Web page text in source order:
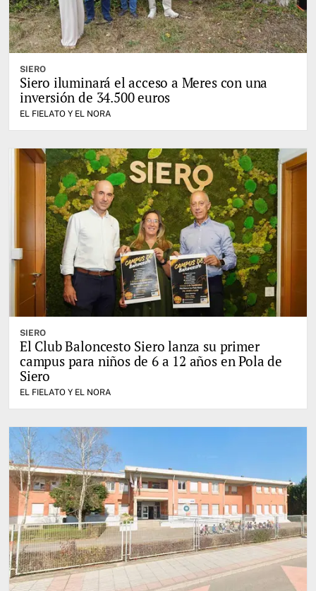
SIERO
Siero iluminará el acceso a Meres con una
inversión de 34.500 euros
EL FIELATO Y EL NORA
SIERO
El Club Baloncesto Siero lanza su primer
campus para niños de 6 a 12 años en Pola de
Siero
EL FIELATO Y EL NORA